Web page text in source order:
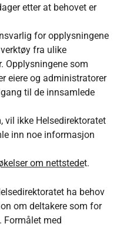
etter at behovet er
for opplysningene
fra ulike
Opplysningene som
eiere og administratorer
til de innsamlede
vil ikke Helsedirektoratet
inn noe informasjon
om nettstedet.
ha behov
om deltakere som for
Formålet med